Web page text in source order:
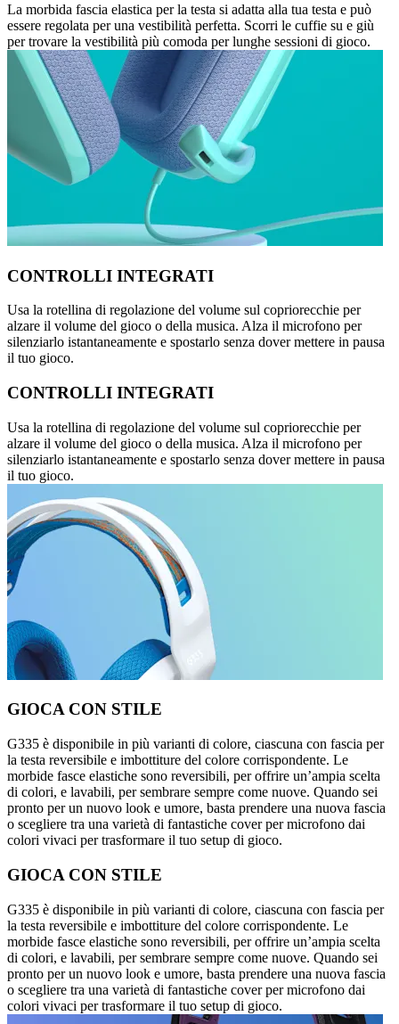
La morbida fascia elastica per la testa si adatta alla tua testa e può
essere regolata per una vestibilità perfetta. Scorri le cuffie su e giù
per trovare la vestibilità più comoda per lunghe sessioni di gioco.
CONTROLLI INTEGRATI
Usa la rotellina di regolazione del volume sul copriorecchie per
alzare il volume del gioco o della musica. Alza il microfono per
silenziarlo istantaneamente e spostarlo senza dover mettere in pausa
il tuo gioco.
CONTROLLI INTEGRATI
Usa la rotellina di regolazione del volume sul copriorecchie per
alzare il volume del gioco o della musica. Alza il microfono per
silenziarlo istantaneamente e spostarlo senza dover mettere in pausa
il tuo gioco.
GIOCA CON STILE
G335 è disponibile in più varianti di colore, ciascuna con fascia per
la testa reversibile e imbottiture del colore corrispondente. Le
morbide fasce elastiche sono reversibili, per offrire un’ampia scelta
di colori, e lavabili, per sembrare sempre come nuove. Quando sei
pronto per un nuovo look e umore, basta prendere una nuova fascia
o scegliere tra una varietà di fantastiche cover per microfono dai
colori vivaci per trasformare il tuo setup di gioco.
GIOCA CON STILE
G335 è disponibile in più varianti di colore, ciascuna con fascia per
la testa reversibile e imbottiture del colore corrispondente. Le
morbide fasce elastiche sono reversibili, per offrire un’ampia scelta
di colori, e lavabili, per sembrare sempre come nuove. Quando sei
pronto per un nuovo look e umore, basta prendere una nuova fascia
o scegliere tra una varietà di fantastiche cover per microfono dai
colori vivaci per trasformare il tuo setup di gioco.